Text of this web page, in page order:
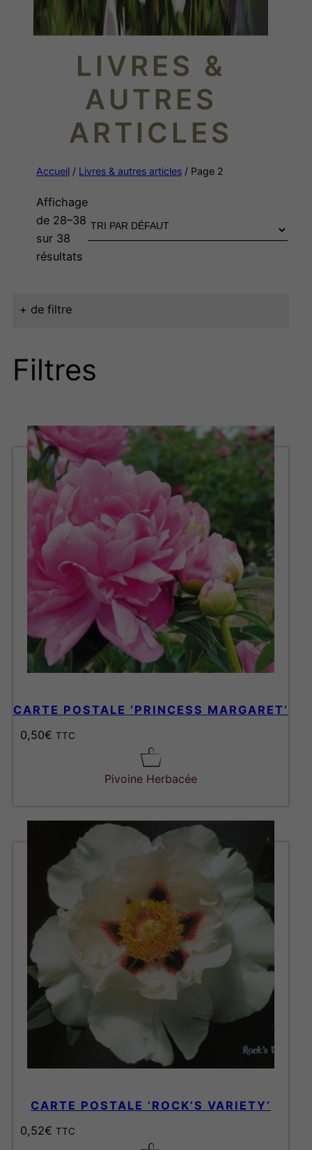
LIVRES &
AUTRES
ARTICLES
Accueil / Livres & autres articles / Page 2
Affichage
de 28–38
sur 38
résultats
+ de filtre
Filtres
CARTE POSTALE ‘PRINCESS MARGARET’
0,50€ TTC
Pivoine Herbacée
CARTE POSTALE ‘ROCK’S VARIETY’
0,52€ TTC